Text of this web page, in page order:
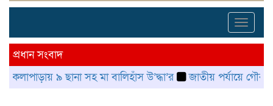
প্রধান সংবাদ
৯ ছানা সহ মা বালিহাঁস উ’দ্ধা’র
জাতীয় পর্যায়ে গৌরবময় অর্জন: